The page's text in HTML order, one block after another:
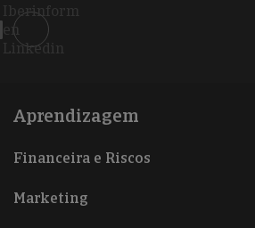
Iberinform
en
Linkedin
Aprendizagem
Financeira e Riscos
Marketing